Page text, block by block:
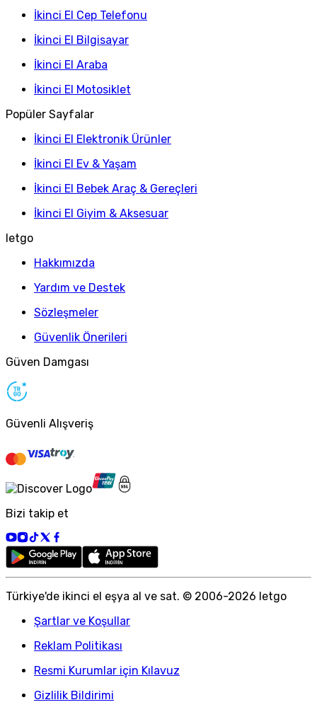
İkinci El Cep Telefonu
İkinci El Bilgisayar
İkinci El Araba
İkinci El Motosiklet
Popüler Sayfalar
İkinci El Elektronik Ürünler
İkinci El Ev & Yaşam
İkinci El Bebek Araç & Gereçleri
İkinci El Giyim & Aksesuar
letgo
Hakkımızda
Yardım ve Destek
Sözleşmeler
Güvenlik Önerileri
Güven Damgası
Güvenli Alışveriş
Bizi takip et
Türkiye'de ikinci el eşya al ve sat. © 2006-2026 letgo
Şartlar ve Koşullar
Reklam Politikası
Resmi Kurumlar için Kılavuz
Gizlilik Bildirimi